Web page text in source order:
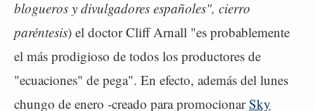
blogueros y divulgadores españoles", cierro
paréntesis) el doctor Cliff Arnall "es probablemente
el más prodigioso de todos los productores de
"ecuaciones" de pega". En efecto, además del lunes
chungo de enero -creado para promocionarSky